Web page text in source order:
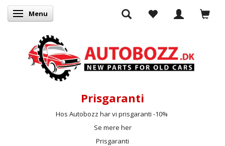
Skifte navigation
Menu
Prisgaranti
Hos Autobozz har vi prisgaranti -10%
Se mere her
Prisgaranti